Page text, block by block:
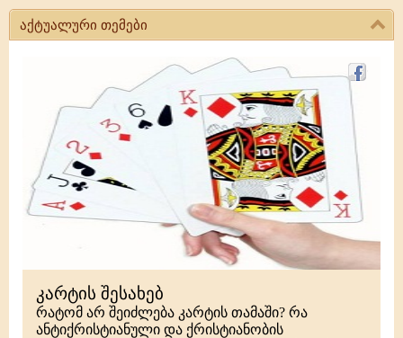
აქტუალური თემები
კარტის შესახებ
რატომ არ შეიძლება კარტის თამაში? რა
ანტიქრისტიანული და ქრისტიანობის